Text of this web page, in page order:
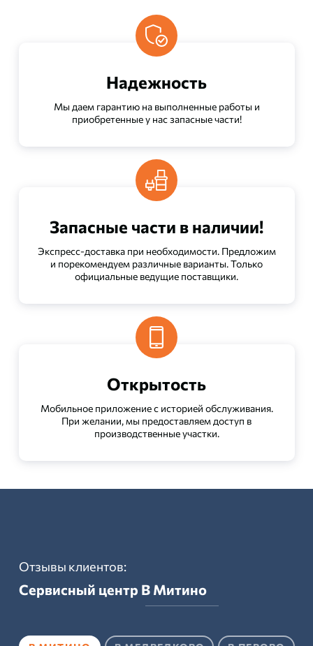
Надежность
Мы даем гарантию на выполненные работы и
приобретенные у нас запасные части!
Запасные части в наличии!
Экспресс-доставка при необходимости. Предложим
и порекомендуем различные варианты. Только
официальные ведущие поставщики.
Открытость
Мобильное приложение с историей обслуживания.
При желании, мы предоставляем доступ в
производственные участки.
Отзывы клиентов:
Сервисный центр В Митино